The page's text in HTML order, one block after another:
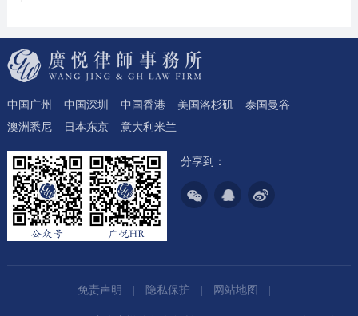
中国广州 中国深圳 中国香港 美国洛杉矶
泰国曼谷
澳洲悉尼
日本东京 意大利米兰
分享到：
免责声明 隐私保护 网站地图